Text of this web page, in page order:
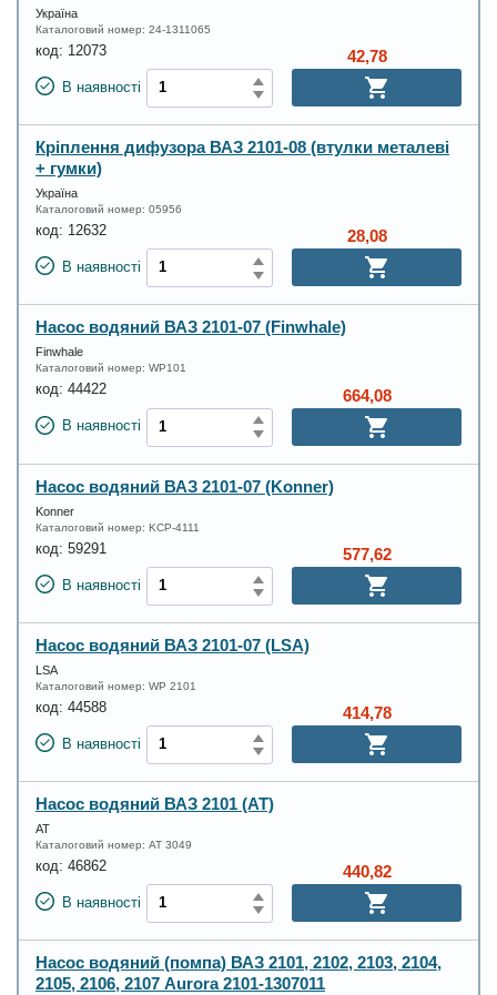
Україна
Каталоговий номер: 24-1311065
код: 12073
В наявності
42,78
Кріплення дифузора ВАЗ 2101-08 (втулки металеві
+ гумки)
Україна
Каталоговий номер: 05956
код: 12632
В наявності
28,08
Насос водяний ВАЗ 2101-07 (Finwhale)
Finwhale
Каталоговий номер: WP101
код: 44422
В наявності
664,08
Насос водяний ВАЗ 2101-07 (Konner)
Konner
Каталоговий номер: KCP-4111
код: 59291
В наявності
577,62
Насос водяний ВАЗ 2101-07 (LSA)
LSA
Каталоговий номер: WP 2101
код: 44588
В наявності
414,78
Насос водяний ВАЗ 2101 (AT)
АТ
Каталоговий номер: AT 3049
код: 46862
В наявності
440,82
Насос водяний (помпа) ВАЗ 2101, 2102, 2103, 2104,
2105, 2106, 2107 Aurora 2101-1307011